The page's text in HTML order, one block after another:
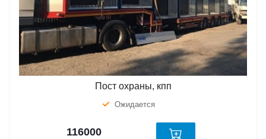
Пост охраны, кпп
Ожидается
116000